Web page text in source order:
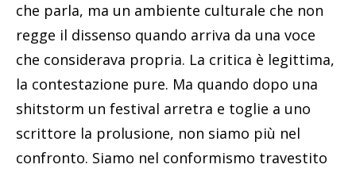
che parla, ma un ambiente culturale che non
regge il dissenso quando arriva da una voce
che considerava propria. La critica è legittima,
la contestazione pure. Ma quando dopo una
shitstorm un festival arretra e toglie a uno
scrittore la prolusione, non siamo più nel
confronto. Siamo nel conformismo travestito